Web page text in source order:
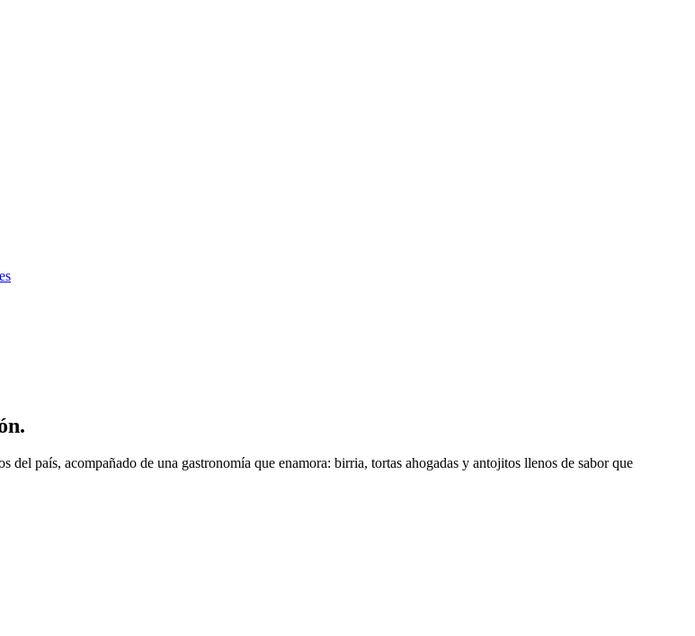
país, acompañado de una gastronomía que enamora: birria, tortas ahogadas y antojitos llenos de sabor que